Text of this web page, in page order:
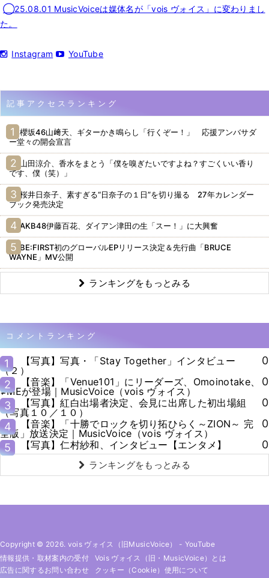
◯25.08.01 MusicVoiceは媒体名が「vois ヴォイス」に変わりまし
た。
Instagram YouTube
記事アクセスランキング
櫻坂46山﨑天、ギターかき鳴らし「行くぞー！」 応援アンバサダ
ー堂々の開会宣言
山田涼介、香水をまとう「僕を嗅ぎたいですよね？すごくいい香り
です、僕（笑）」
桜井日奈子、素すぎる“日奈子の１日”を切り撮る 27年カレンダー
ブック発売決定
AKB48伊藤百花、ダイアン津田の生「スー！」に大興奮
BE:FIRST初のグローバルEPリリース決定＆先行曲「BRUCE
WAYNE」MV公開
ランキングをもっとみる
コメントランキング
1
【写真】写真・「Stay Together」インタビュー
（２）
0
2
【音楽】「Venue101」にリーダーズ、Omoinotake、
≠MEが登場｜MusicVoice（vois ヴォイス）
0
3
【写真】紅白出場者決定、会見に出席した初出場組
（写真１０／１０）
0
4
【音楽】「十勝でロックを切り拓ひらく～ZION～ 完
全版」放送決定｜MusicVoice（vois ヴォイス）
0
5
【写真】仁村紗和、インタビュー【エンタメ】 0
ランキングをもっとみる
Copyright © 2026. vois ヴォイス（旧MusicVoice） - YouTube
情報提供・取材案内の受付
Vois ヴォイス（旧・MusicVoice）とは
広告に関するお問い合わせ
クッキー（cookie）使用について